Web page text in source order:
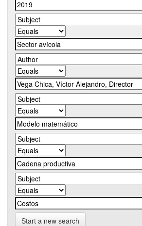
Start a new search